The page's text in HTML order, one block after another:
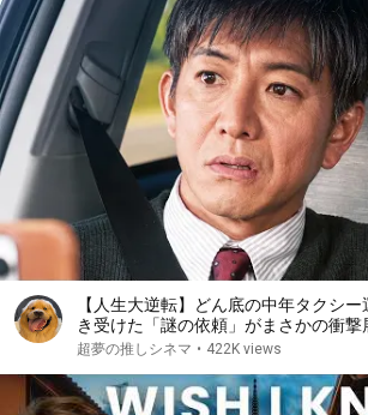
【人生大逆転】どん底の中年タクシー
き受けた「謎の依頼」がまさかの衝撃
超夢の推しシネマ • 422K views